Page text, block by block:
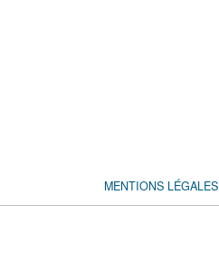
MENTIONS LÉGALES